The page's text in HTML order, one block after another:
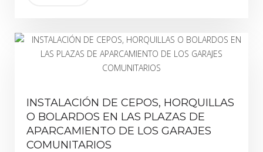
INSTALACIÓN DE CEPOS, HORQUILLAS
O BOLARDOS EN LAS PLAZAS DE
APARCAMIENTO DE LOS GARAJES
COMUNITARIOS